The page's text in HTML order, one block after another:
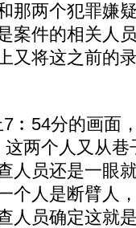
那两个犯罪嫌
案件的相关人
又将这之前的
分的画面
两个人又从
人员还是一眼
个人是断臂人
人员确定这就